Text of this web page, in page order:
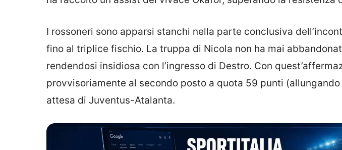
I rossoneri sono apparsi stanchi nella parte conclusiva
fino al triplice fischio. La truppa di Nicola non ha mai
rendendosi insidiosa con l’ingresso di Destro. Con
provvisoriamente al secondo posto a quota 59 punti
attesa di Juventus-Atalanta.